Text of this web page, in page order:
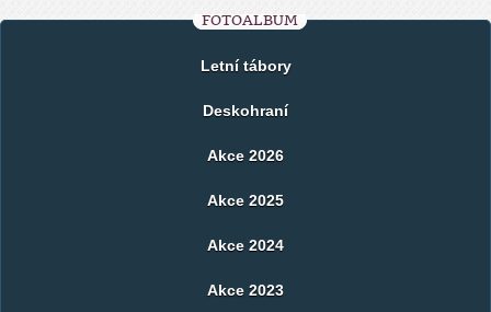
FOTOALBUM
Letní tábory
Deskohraní
Akce 2026
Akce 2025
Akce 2024
Akce 2023